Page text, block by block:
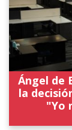
Ángel de
la
"Yo